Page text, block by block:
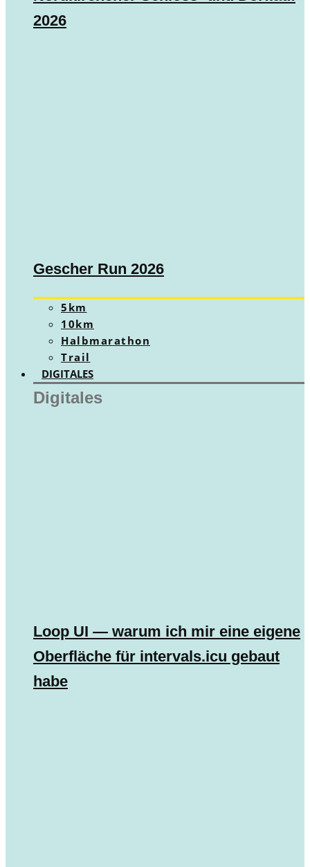
2026
Gescher Run 2026
5km
10km
Halbmarathon
Trail
DIGITALES
Digitales
Loop UI — warum ich mir eine eigene
Oberfläche für intervals.icu gebaut
habe